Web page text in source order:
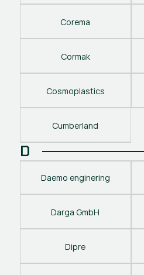
Corema
Cormak
Cosmoplastics
Cumberland
D
Daemo enginering
Darga GmbH
Dipre